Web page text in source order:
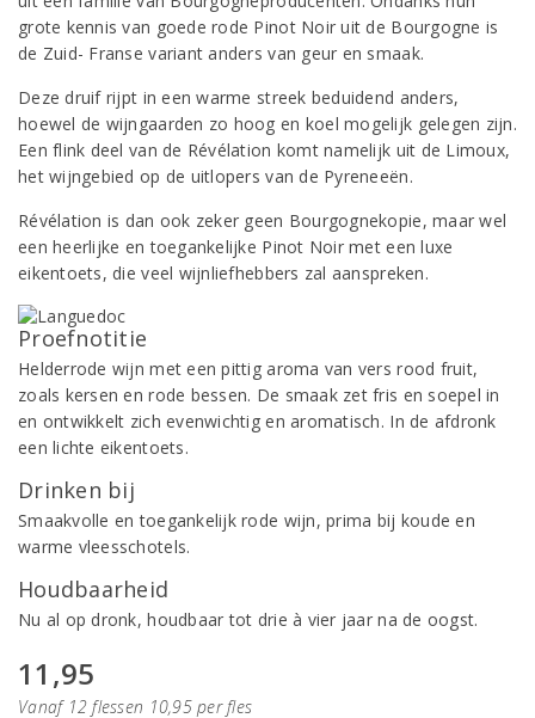
grote kennis van goede rode Pinot Noir uit de Bourgogne is
de Zuid- Franse variant anders van geur en smaak.
Deze druif rijpt in een warme streek beduidend anders,
hoewel de wijngaarden zo hoog en koel mogelijk gelegen zijn.
Een flink deel van de Révélation komt namelijk uit de Limoux,
het wijngebied op de uitlopers van de Pyreneeën.
Révélation is dan ook zeker geen Bourgognekopie, maar wel
een heerlijke en toegankelijke Pinot Noir met een luxe
eikentoets, die veel wijnliefhebbers zal aanspreken.
Proefnotitie
Helderrode wijn met een pittig aroma van vers rood fruit,
zoals kersen en rode bessen. De smaak zet fris en soepel in
en ontwikkelt zich evenwichtig en aromatisch. In de afdronk
een lichte eikentoets.
Drinken bij
Smaakvolle en toegankelijk rode wijn, prima bij koude en
warme vleesschotels.
Houdbaarheid
Nu al op dronk, houdbaar tot drie à vier jaar na de oogst.
11,95
Vanaf 12 flessen 10,95 per fles